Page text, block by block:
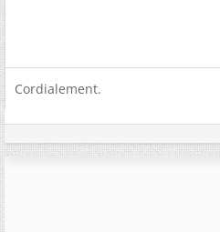
Cordialement.